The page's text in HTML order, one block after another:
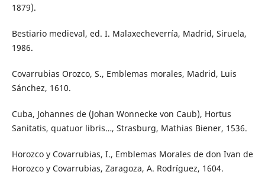
1879).
Bestiario medieval, ed. I. Malaxecheverría, Madrid, Siruela,
1986.
Covarrubias Orozco, S., Emblemas morales, Madrid, Luis
Sánchez, 1610.
Cuba, Johannes de (Johan Wonnecke von Caub), Hortus
Sanitatis, quatuor libris…, Strasburg, Mathias Biener, 1536.
Horozco y Covarrubias, I., Emblemas Morales de don Ivan de
Horozco y Covarrubias, Zaragoza, A. Rodríguez, 1604.